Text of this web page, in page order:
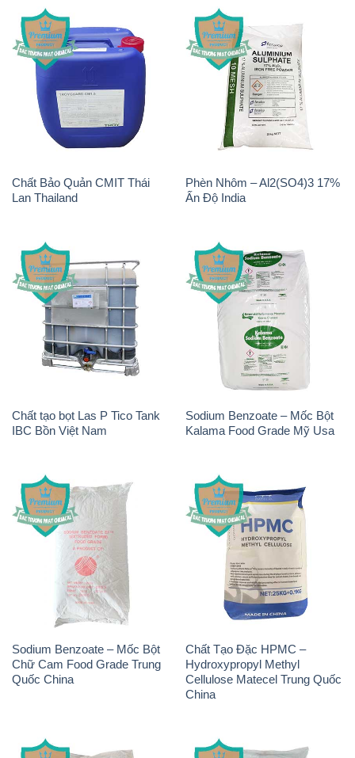
Chất Bảo Quản CMIT Thái
Lan Thailand
Phèn Nhôm – Al2(SO4)3 17%
Ấn Độ India
Chất tạo bọt Las P Tico Tank
IBC Bồn Việt Nam
Sodium Benzoate – Mốc Bột
Kalama Food Grade Mỹ Usa
Sodium Benzoate – Mốc Bột
Chữ Cam Food Grade Trung
Quốc China
Chất Tạo Đặc HPMC –
Hydroxypropyl Methyl
Cellulose Matecel Trung Quốc
China